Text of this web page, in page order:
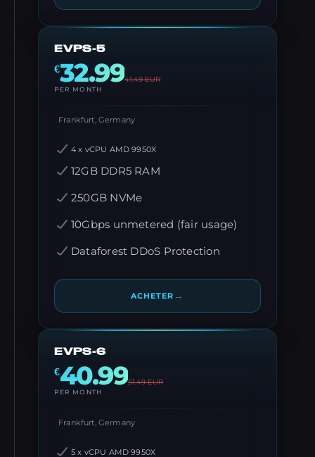
EVPS-5
€32.9941.49EUR
PER MONTH
Frankfurt, Germany
4 x vCPU AMD 9950X
12GB DDR5 RAM
250GB NVMe
10Gbps unmetered (fair usage)
Dataforest DDoS Protection
ACHETER →
EVPS-6
€40.9951.49EUR
PER MONTH
Frankfurt, Germany
5 x vCPU AMD 9950X